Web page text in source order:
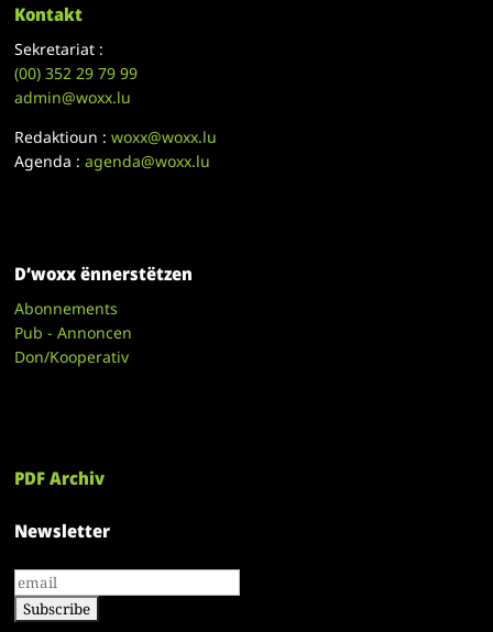
Kontakt
Sekretariat :
(00)352 29 79 99
admin@woxx.lu
Redaktioun :woxx@woxx.lu
Agenda :agenda@woxx.lu
D’woxx ënnerstëtzen
Abonnements
Pub - Annoncen
Don/Kooperativ
PDF Archiv
Newsletter